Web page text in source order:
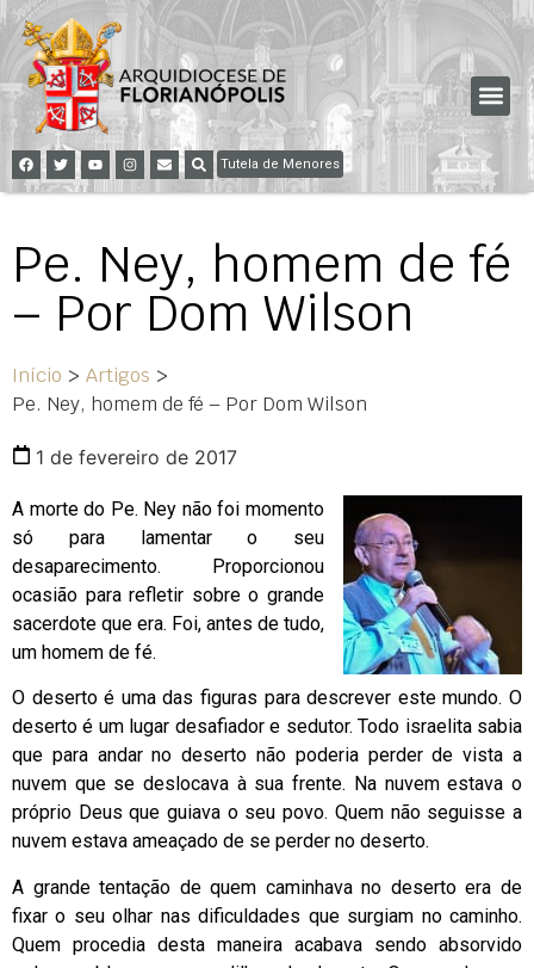
Tutela de Menores
Pe. Ney, homem de fé
– Por Dom Wilson
Início > Artigos >
Pe. Ney, homem de fé – Por Dom Wilson
1 de fevereiro de 2017
A morte do Pe. Ney não foi momento
só para lamentar o seu
desaparecimento. Proporcionou
ocasião para refletir sobre o grande
sacerdote que era. Foi, antes de tudo,
um homem de fé.
O deserto é uma das figuras para descrever este mundo. O
deserto é um lugar desafiador e sedutor. Todo israelita sabia
que para andar no deserto não poderia perder de vista a
nuvem que se deslocava à sua frente. Na nuvem estava o
próprio Deus que guiava o seu povo. Quem não seguisse a
nuvem estava ameaçado de se perder no deserto.
A grande tentação de quem caminhava no deserto era de
fixar o seu olhar nas dificuldades que surgiam no caminho.
Quem procedia desta maneira acabava sendo absorvido